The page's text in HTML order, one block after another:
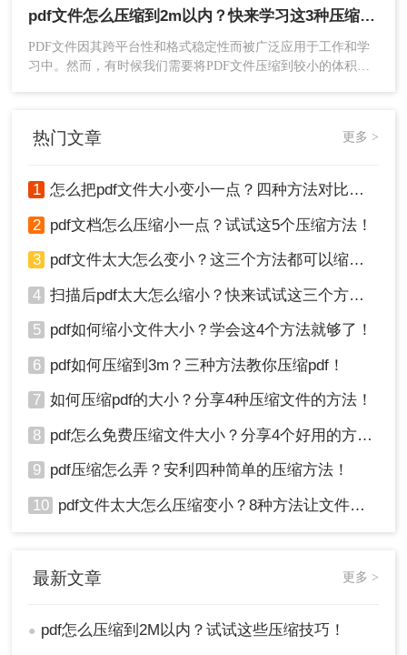
PDF文件来减小其大小。虽然这种方法比较繁琐，
必要的页面、图像或文本内容。
尝试降低图像的分辨率、颜色深度或质量，从而减
3、转换字体：将PDF文件中的字体转换为内嵌字
体，可以减少文件对外部字体的依赖，从而减小文
4、重新组织文件：调整PDF文件的页面布局或重新
排列页面顺序，有时也能减小文件大小。
注意事项
压缩质量与文件大小的平衡：在压缩PDF文件
时，要注意平衡文件大小与文件质量之间的关
系。过度压缩可能会导致文件内容模糊或失
真。
：在上传文件到在线服务时，要确保选
择信誉良好的网站，并避免传输敏感或机密信
件以防万一。
总结
有时PDF会有体积过大的问题，不仅占用内存空间，而且有时
会无法传输。那么要pdf怎么免费压缩到2m以内呢？今天，就
让我来分享2个压缩PDF的方法，还不会的朋友快接着往下看
看！
pdf文件怎么压缩到2m以内？快来学习这3种压缩方法！
PDF文件因其跨平台性和格式稳定性而被广泛应用于工作和学
习中。然而，有时候我们需要将PDF文件压缩到较小的体积，
热门文章 更多 >
1 怎么把pdf文件大小变小一点？四种方法对比，一看就懂！
2 pdf文档怎么压缩小一点？试试这5个压缩方法！
3 pdf文件太大怎么变小？这三个方法都可以缩小！
4 扫描后pdf太大怎么缩小？快来试试这三个方法！
5 pdf如何缩小文件大小？学会这4个方法就够了！
6 pdf如何压缩到3m？三种方法教你压缩pdf！
7 如何压缩pdf的大小？分享4种压缩文件的方法！
8 pdf怎么免费压缩文件大小？分享4个好用的方法，简单又快捷！
9 pdf压缩怎么弄？安利四种简单的压缩方法！
10 pdf文件太大怎么压缩变小？8种方法让文件轻松"瘦身"！
最新文章 更多 >
● pdf怎么压缩到2M以内？试试这些压缩技巧！